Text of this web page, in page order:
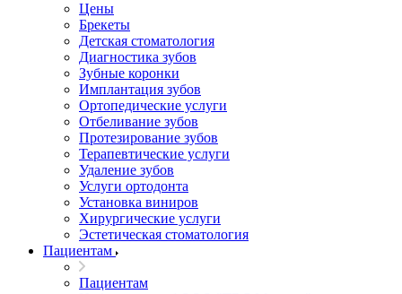
Цены
Брекеты
Детская стоматология
Диагностика зубов
Зубные коронки
Имплантация зубов
Ортопедические услуги
Отбеливание зубов
Протезирование зубов
Терапевтические услуги
Удаление зубов
Услуги ортодонта
Установка виниров
Хирургические услуги
Эстетическая стоматология
Пациентам
Пациентам